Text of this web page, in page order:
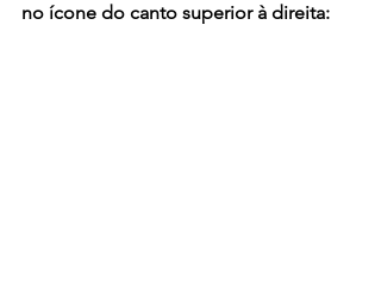
no ícone do canto superior à direita: